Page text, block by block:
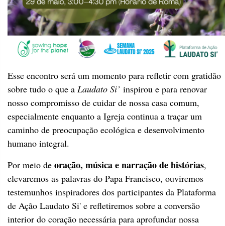
Esse encontro será um momento para refletir com gratidão
sobre tudo o que a Laudato Si’ inspirou e para renovar
nosso compromisso de cuidar de nossa casa comum,
especialmente enquanto a Igreja continua a traçar um
caminho de preocupação ecológica e desenvolvimento
humano integral.
Por meio de oração, música e narração de histórias,
elevaremos as palavras do Papa Francisco, ouviremos
testemunhos inspiradores dos participantes da Plataforma
de Ação Laudato Si' e refletiremos sobre a conversão
interior do coração necessária para aprofundar nossa